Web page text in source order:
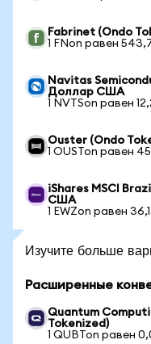
Fabrinet (Ondo
1 FNon равен
Navitas
Доллар США
1 NVTSon равен
Ouster (Ondo
1 OUSTon равен
iShares MSCI
США
1 EWZon равен
Изучите больше
Расширенные
Quantum
Tokenized)
1 QUBTon равен